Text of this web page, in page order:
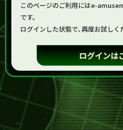
このページのご利用にはe-
です。
ログインした状態で､再度お試しく
ログインは